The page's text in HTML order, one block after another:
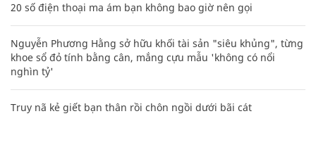
20 số điện thoại ma ám bạn không bao giờ nên gọi
Nguyễn Phương Hằng sở hữu khối tài sản "siêu khủng", từng
khoe sổ đỏ tính bằng cân, mắng cựu mẫu 'không có nổi
nghìn tỷ'
Truy nã kẻ giết bạn thân rồi chôn ngồi dưới bãi cát